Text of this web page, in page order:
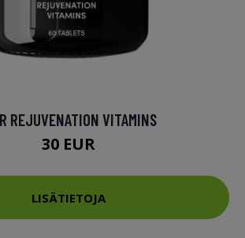
REJUVENATION VITAMINS
30 EUR
LISÄTIETOJA